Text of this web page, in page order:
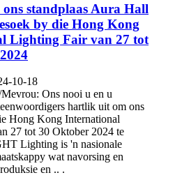
standplaas Aura Hall
by die Hong Kong
Lighting Fair van 27 tot
10-18
Ons nooi u en u
hartlik uit om ons
Hong Kong International
27 tot 30 Oktober 2024 te
Lighting is 'n nasionale
wat navorsing en
en .. .